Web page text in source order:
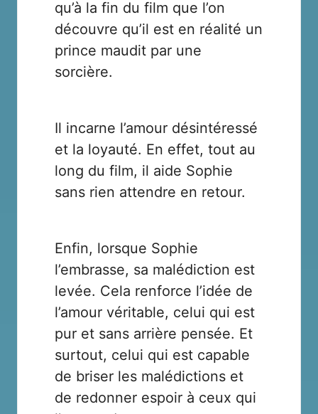
qu’à la fin du film que l’on
découvre qu’il est en réalité un
prince maudit par une
sorcière.
Il incarne l’amour désintéressé
et la loyauté. En effet, tout au
long du film, il aide Sophie
sans rien attendre en retour.
Enfin, lorsque Sophie
l’embrasse, sa malédiction est
levée. Cela renforce l’idée de
l’amour véritable, celui qui est
pur et sans arrière pensée. Et
surtout, celui qui est capable
de briser les malédictions et
de redonner espoir à ceux qui